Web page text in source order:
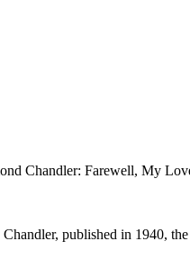
Chandler: Farewell, My
published in 1940,